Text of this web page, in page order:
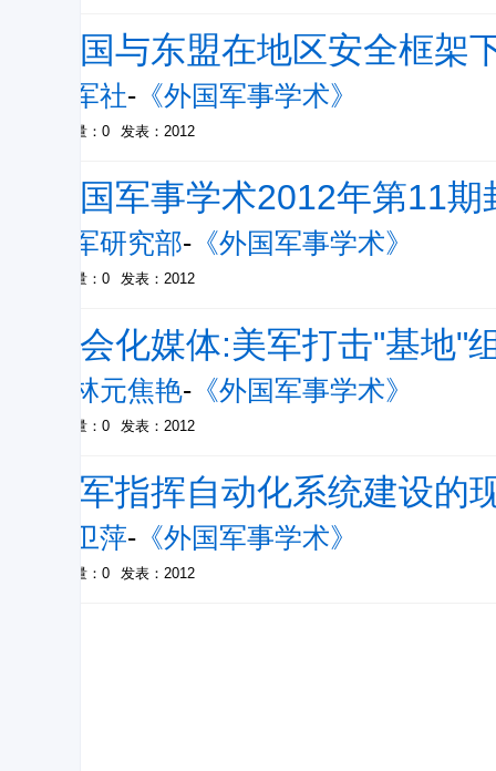
中国与东盟在地区安全框架
张军社- 《外国军事学术》
被引量：0 发表：2012
外国军事学术2012年第11
外军研究部- 《外国军事学术》
被引量：0 发表：2012
社会化媒体:美军打击"基地"
顾林元焦艳- 《外国军事学术》
被引量：0 发表：2012
俄军指挥自动化系统建设的
罗卫萍- 《外国军事学术》
被引量：0 发表：2012